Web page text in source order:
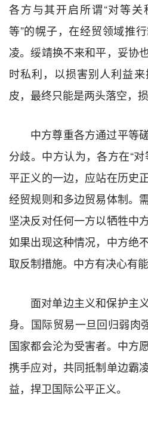
各方与其开启所谓“对等关
等”的幌子，在经贸领域推
凌。绥靖换不来和平，妥协
时私利，以损害别人利益
皮，最终只能是两头落空，损
中方尊重各方通过平等
分歧。中方认为，各方在“
平正义的一边，应站在历史
经贸规则和多边贸易体制。
坚决反对任何一方以牺牲中
如果出现这种情况，中方绝
取反制措施。中方有决心有
面对单边主义和保护主
身。国际贸易一旦回归弱肉
国家都会沦为受害者。中方
携手应对，共同抵制单边霸
益，捍卫国际公平正义。